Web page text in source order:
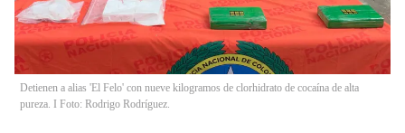
Detienen a alias 'El Felo' con nueve kilogramos de clorhidrato de cocaína de alta
pureza. I Foto: Rodrigo Rodríguez.